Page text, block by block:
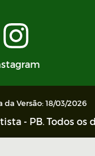
da Versão: 18/03/2026
- PB. Todos os